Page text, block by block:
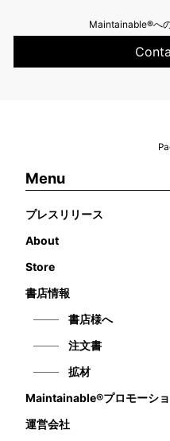
Maintainable®へ
Menu
プレスリリース
About
Store
書店情報
書店様へ
注文書
拡材
Maintainable®プロモーシ
運営会社